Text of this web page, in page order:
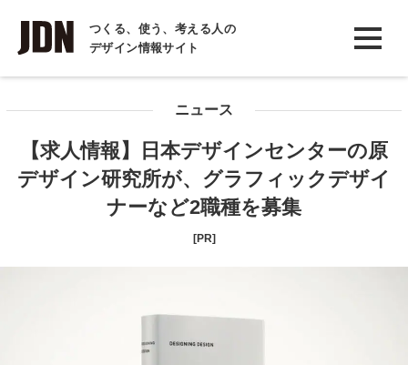
つくる、使う、考える人の
デザイン情報サイト
INTERVIEW
インタビュー
COLUMN
ニュース
【求人情報】日本デザインセンターの原
デザイン研究所が、グラフィックデザイ
ナーなど2職種を募集
[PR]